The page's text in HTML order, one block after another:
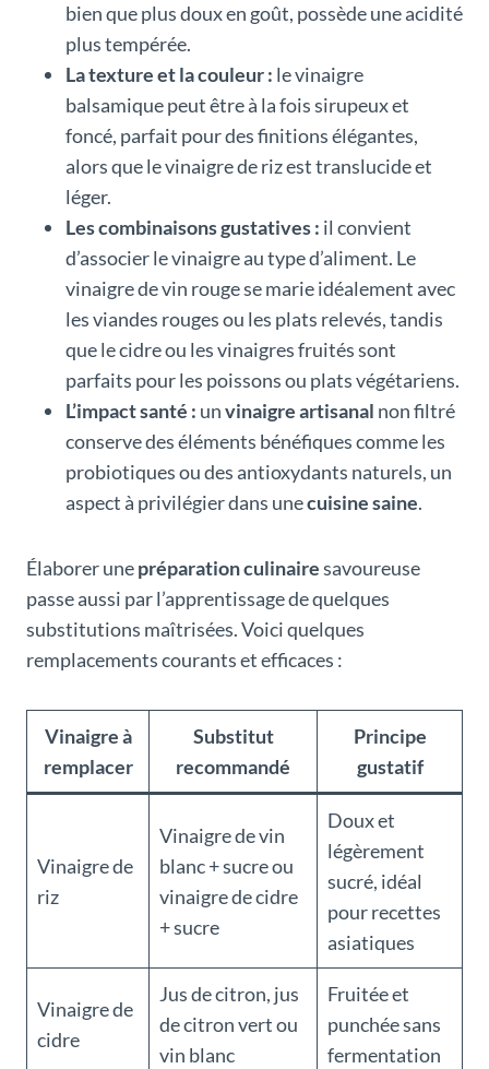
bien que plus doux en goût, possède une acidité
plus tempérée.
La texture et la couleur : le vinaigre
balsamique peut être à la fois sirupeux et
foncé, parfait pour des finitions élégantes,
alors que le vinaigre de riz est translucide et
léger.
Les combinaisons gustatives : il convient
d’associer le vinaigre au type d’aliment. Le
vinaigre de vin rouge se marie idéalement avec
les viandes rouges ou les plats relevés, tandis
que le cidre ou les vinaigres fruités sont
parfaits pour les poissons ou plats végétariens.
L’impact santé : unvinaigre artisanal non filtré
conserve des éléments bénéfiques comme les
probiotiques ou des antioxydants naturels, un
aspect à privilégier dans unecuisine saine.
Élaborer unepréparation culinairesavoureuse
passe aussi par l’apprentissage de quelques
substitutions maîtrisées. Voici quelques
remplacements courants et efficaces :
Vinaigre à
remplacer
Substitut
recommandé
Principe
gustatif
Vinaigre de
riz
Vinaigre de vin
blanc + sucre ou
vinaigre de cidre
+ sucre
Doux et
légèrement
sucré, idéal
pour recettes
asiatiques
Vinaigre de
cidre
Jus de citron, jus
de citron vert ou
vin blanc
Fruitée et
punchée sans
fermentation